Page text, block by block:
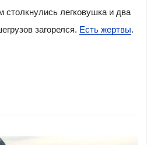
столкнулись легковушка и два
загорелся. Есть жертвы.